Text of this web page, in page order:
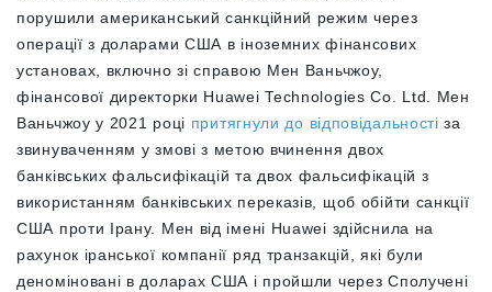
порушили американський санкційний режим через
операції з доларами США в іноземних фінансових
установах, включно зі справою Мен Ваньчжоу,
фінансової директорки Huawei Technologies Co. Ltd. Мен
Ваньчжоу у 2021 році притягнули до відповідальності за
звинуваченням у змові з метою вчинення двох
банківських фальсифікацій та двох фальсифікацій з
використанням банківських переказів, щоб обійти санкції
США проти Ірану. Мен від імені Huawei здійснила на
рахунок іранської компанії ряд транзакцій, які були
деноміновані в доларах США і пройшли через Сполучені